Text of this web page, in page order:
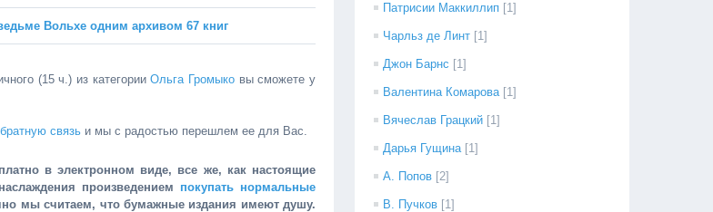
Вольхе одним архивом 67 книг
(15 ч.) из категорииОльга Громыковы сможете у
связь и мы с радостью перешлем ее для Вас.
в электронном виде, все же, как настоящие
произведением покупать нормальные
мы считаем, что бумажные издания имеют душу.
Патрисии Маккиллип [1]
Чарльз де Линт [1]
Джон Барнс [1]
Валентина Комарова [1]
Вячеслав Грацкий [1]
Дарья Гущина [1]
А. Попов [2]
В. Пучков [1]